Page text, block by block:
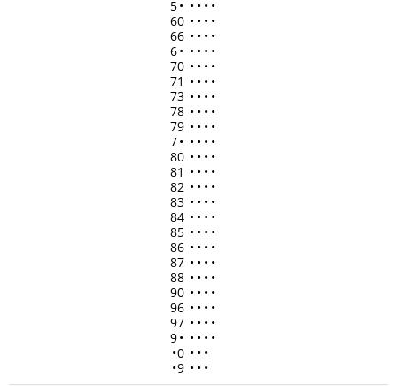
5• • • • •
60 • • • •
66 • • • •
6• • • • •
70 • • • •
71 • • • •
73 • • • •
78 • • • •
79 • • • •
7• • • • •
80 • • • •
81 • • • •
82 • • • •
83 • • • •
84 • • • •
85 • • • •
86 • • • •
87 • • • •
88 • • • •
90 • • • •
96 • • • •
97 • • • •
9• • • • •
•0 • • •
•9 • • •